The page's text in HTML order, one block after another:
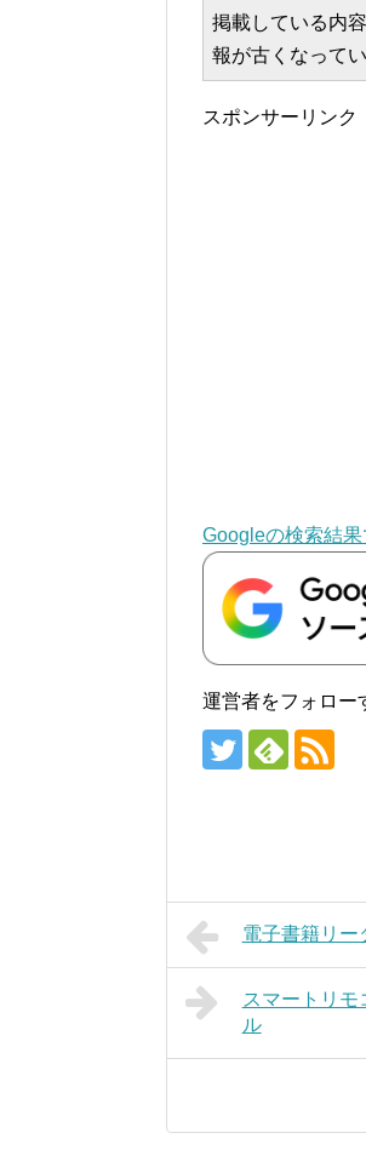
掲載している内
報が古くなって
スポンサーリンク
Googleの検索結
運営者をフォロー
電子書籍リー
スマートリモ
ル